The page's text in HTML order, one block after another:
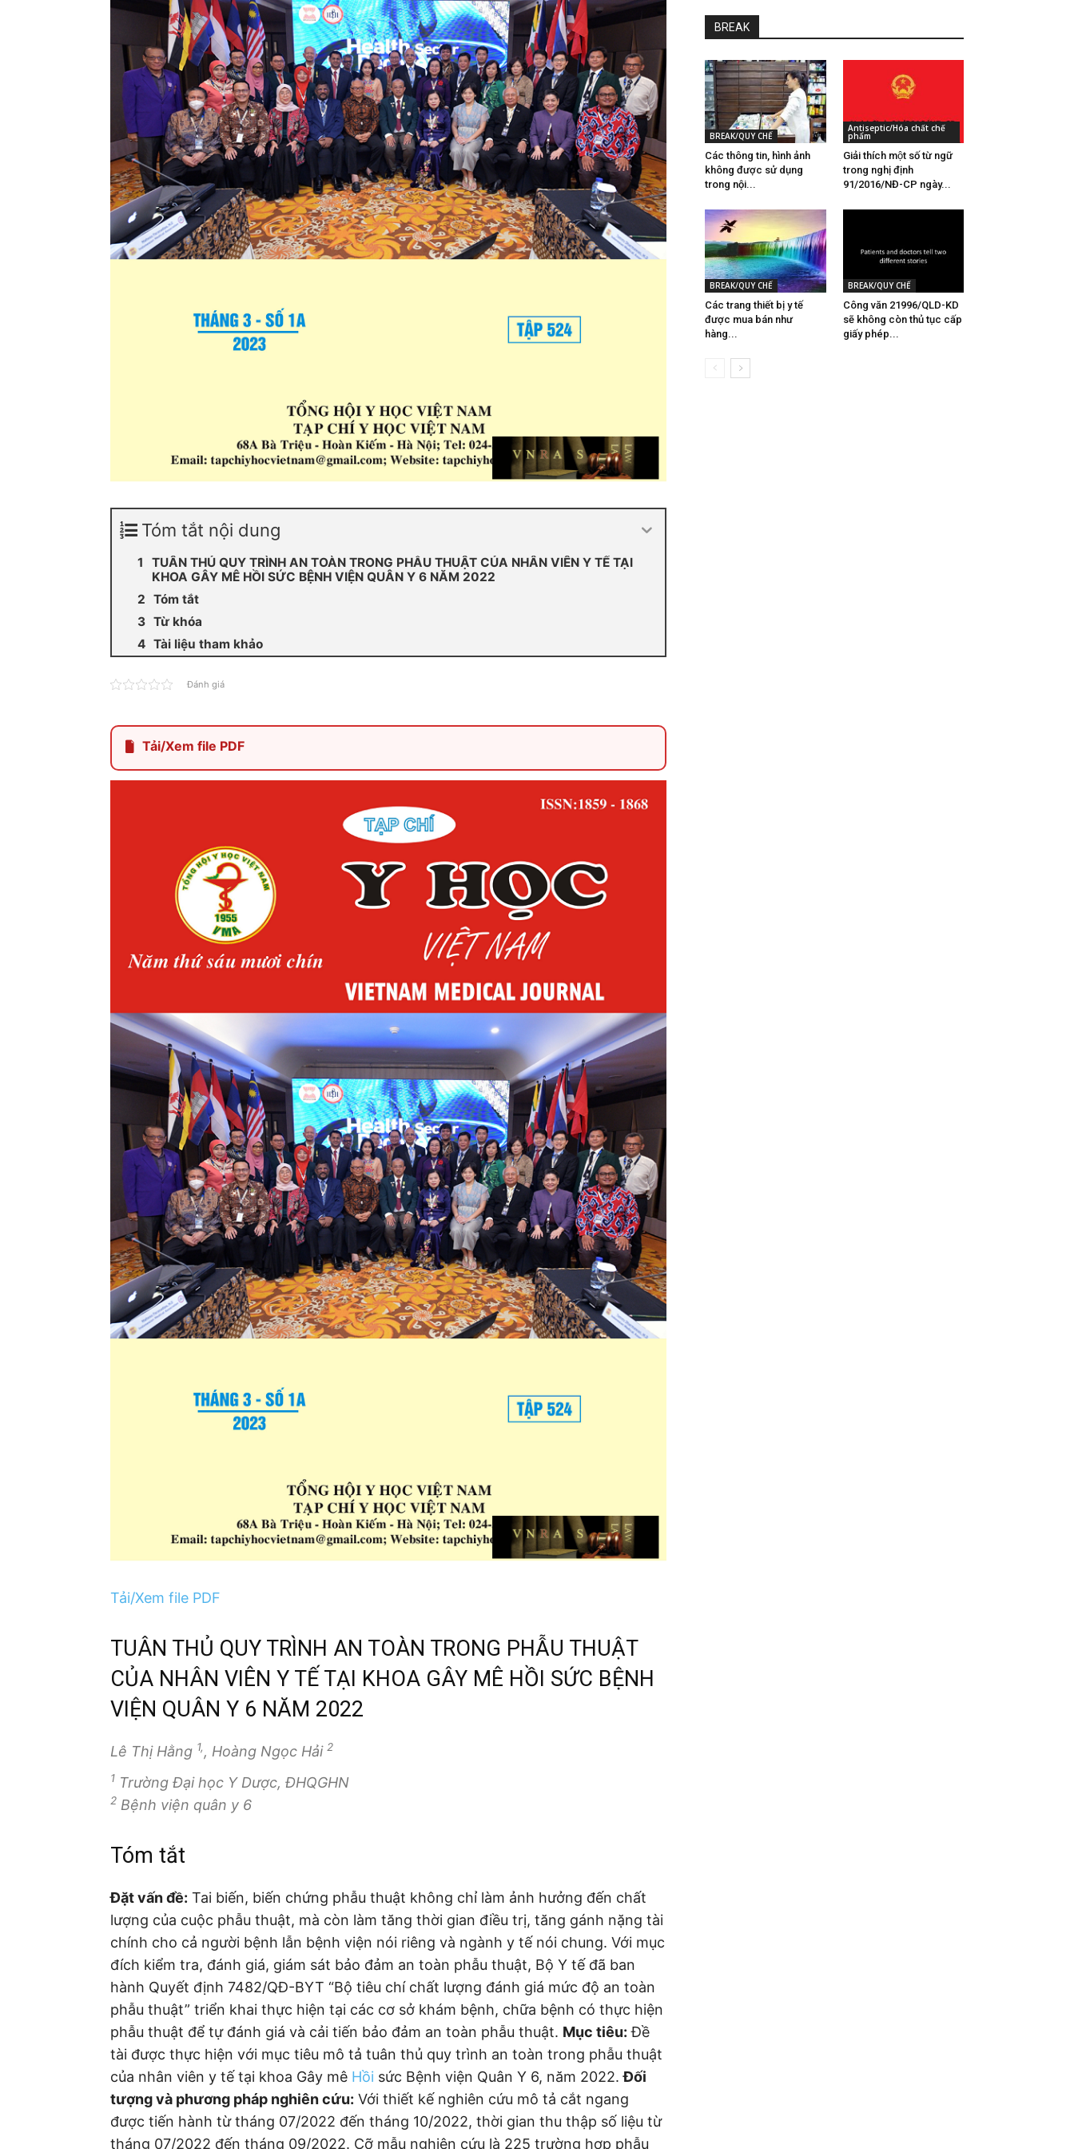
Tóm tắt nội dung
TUÂN THỦ QUY TRÌNH AN TOÀN TRONG PHẪU THUẬT CỦA NHÂN VIÊN Y TẾ TẠI
KHOA GÂY MÊ HỒI SỨC BỆNH VIỆN QUÂN Y 6 NĂM 2022
Tóm tắt
Từ khóa
Tài liệu tham khảo
Đánh giá
Tải/Xem file PDF
Tải/Xem file PDF
TUÂN THỦ QUY TRÌNH AN TOÀN TRONG PHẪU THUẬT
CỦA NHÂN VIÊN Y TẾ TẠI KHOA GÂY MÊ HỒI SỨC BỆNH
VIỆN QUÂN Y 6 NĂM 2022
Lê Thị Hằng 1,, Hoàng Ngọc Hải 2
1 Trường Đại học Y Dược, ĐHQGHN
2 Bệnh viện quân y 6
Tóm tắt
Đặt vấn đề: Tai biến, biến chứng phẫu thuật không chỉ làm ảnh hưởng đến chất
lượng của cuộc phẫu thuật, mà còn làm tăng thời gian điều trị, tăng gánh nặng tài
chính cho cả người bệnh lẫn bệnh viện nói riêng và ngành y tế nói chung. Với mục
đích kiểm tra, đánh giá, giám sát bảo đảm an toàn phẫu thuật, Bộ Y tế đã ban
hành Quyết định 7482/QĐ-BYT “Bộ tiêu chí chất lượng đánh giá mức độ an toàn
phẫu thuật” triển khai thực hiện tại các cơ sở khám bệnh, chữa bệnh có thực hiện
phẫu thuật để tự đánh giá và cải tiến bảo đảm an toàn phẫu thuật. Mục tiêu: Đề
tài được thực hiện với mục tiêu mô tả tuân thủ quy trình an toàn trong phẫu thuật
của nhân viên y tế tại khoa Gây mê Hồi sức Bệnh viện Quân Y 6, năm 2022.Đối
tượng và phương pháp nghiên cứu: Với thiết kế nghiên cứu mô tả cắt ngang
được tiến hành từ tháng 07/2022 đến tháng 10/2022, thời gian thu thập số liệu từ
tháng 07/2022 đến tháng 09/2022. Cỡ mẫu nghiên cứu là 225 trường hợp phẫu
BREAK
BREAK/QUY CHẾ
Các thông tin, hình ảnh
không được sử dụng
trong nội...
Antiseptic/Hóa chất chế
phẩm
Giải thích một số từ ngữ
trong nghị định
91/2016/NĐ-CP ngày...
BREAK/QUY CHẾ
Các trang thiết bị y tế
được mua bán như
hàng...
BREAK/QUY CHẾ
Công văn 21996/QLD-KD
sẽ không còn thủ tục cấp
giấy phép...